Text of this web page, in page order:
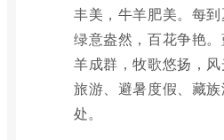
丰美，牛羊肥美。每
绿意盎然，百花争艳
羊成群，牧歌悠扬，
旅游、避暑度假、藏
处。